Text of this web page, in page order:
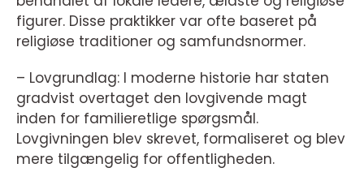
figurer. Disse praktikker var ofte baseret på
religiøse traditioner og samfundsnormer.
– Lovgrundlag: I moderne historie har staten
gradvist overtaget den lovgivende magt
inden for familieretlige spørgsmål.
Lovgivningen blev skrevet, formaliseret og blev
mere tilgængelig for offentligheden.